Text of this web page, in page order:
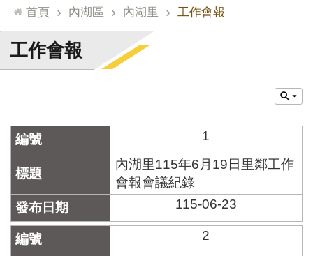
通
臺
北
市
門
牌
合
索
系
統
首頁 內湖區 內湖里 工作會報
工作會報
1
內湖里115年6月19日里鄰工作
會報會議紀錄
115-06-23
2